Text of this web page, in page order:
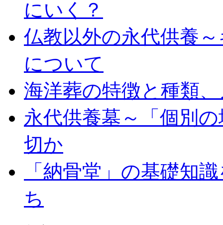
にいく？
仏教以外の永代供養
について
海洋葬の特徴と種類
永代供養墓～「個別
切か
「納骨堂」の基礎知
ち